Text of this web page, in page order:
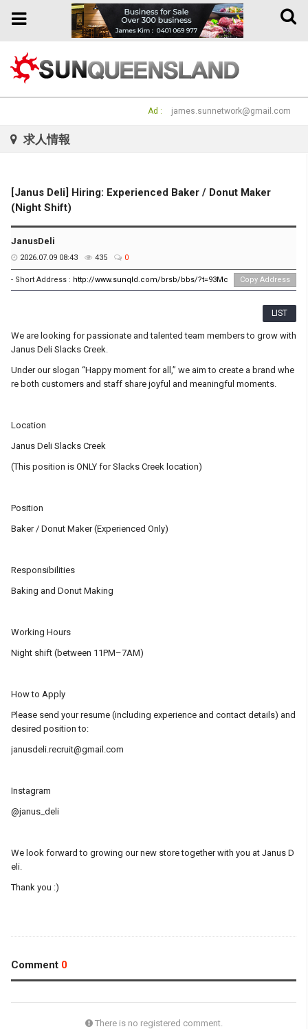
Toggle
Toggle
Ad : james.sunnetwork@gmail.com
求人情報
[Janus Deli] Hiring: Experienced Baker / Donut Maker
(Night Shift)
JanusDeli
2026.07.09 08:43 435 0
- Short Address : http://www.sunqld.com/brsb/bbs/?t=93Mc Copy Address
LIST
We are looking for passionate and talented team members to grow with
Janus Deli Slacks Creek.
Under our slogan “Happy moment for all,” we aim to create a brand whe
re both customers and staff share joyful and meaningful moments.
Location
Janus Deli Slacks Creek
(This position is ONLY for Slacks Creek location)
Position
Baker / Donut Maker (Experienced Only)
Responsibilities
Baking and Donut Making
Working Hours
Night shift (between 11PM–7AM)
How to Apply
Please send your resume (including experience and contact details) and
desired position to:
janusdeli.recruit@gmail.com
Instagram
@janus_deli
We look forward to growing our new store together with you at Janus D
eli.
Thank you :)
Comment 0
There is no registered comment.